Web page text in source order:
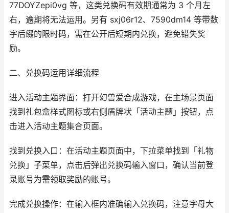
77DOYZepi0vg 等，这类兑换码有效期通常为 3 个月左
右，逾期将无法运用。另有 sxj06r12、7590dm14 等带数
字后缀的限时码，需在公开后短期内兑换，避免错失奖
励。
二、兑换码运用详细流程
进入活动主题界面：打开幻兽爱合成游戏，在主场景页面
找到礼包盒样式图标或右侧盾牌状「活动主题」按钮，点
击进入活动主题集合页面。
找到兑换入口：在活动主题页面中，下拉菜单找到「礼物
兑换」子菜单，点击后弹出兑换码输入窗口，确认当前登
录账号为需领取奖励的账号。
完成兑换操作：在输入框内准确输入兑换码，注意字母大